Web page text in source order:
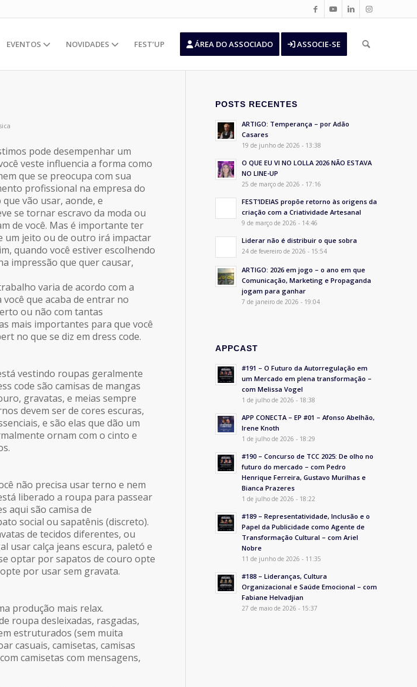
EVENTOS NOVIDADES FEST’UP ÁREA DO ASSOCIADO ASSOCIE-SE
pode desempenhar um
veste influencia a forma como
que se preocupa com sua
profissional na empresa do
vão usar, aonde, e
se tornar escravo da moda ou
de você. Mas é importante ter
um jeito ou de outro irá impactar
quando você estiver escolhendo
impressão que quer causar,
varia de acordo com a
que acaba de entrar no
ou não com tantas
mais importantes para que você
no que se diz em dress code.
vestindo roupas geralmente
code são camisas de mangas
gravatas, e meias sempre
devem ser de cores escuras,
e são elas que dão um
ornam com o cinto e
não precisa usar terno e nem
liberado a roupa para passear
aqui são camisa de
social ou sapatênis (discreto).
de tecidos diferentes, ou
usar calça jeans escura, paletó e
optar por sapatos de couro opte
por usar sem gravata.
produção mais relax.
roupa desleixadas, rasgadas,
estruturados (sem muita
casuais, camisetas, camisas
camisetas com mensagens,
POSTS RECENTES
ARTIGO: Temperança – por Adão
Casares
19 de junho de 2026 - 13:38
O QUE EU VI NO LOLLA 2026 NÃO ESTAVA
NO LINE-UP
25 de março de 2026 - 17:16
FEST’IDEIAS propõe retorno às origens da
criação com a Criatividade Artesanal
9 de março de 2026 - 14:46
Liderar não é distribuir o que sobra
24 de fevereiro de 2026 - 15:54
ARTIGO: 2026 em jogo – o ano em que
Comunicação, Marketing e Propaganda
jogam para ganhar
7 de janeiro de 2026 - 19:04
APPCAST
#191 – O Futuro da Autorregulação em
um Mercado em plena transformação –
com Melissa Vogel
1 de julho de 2026 - 18:38
APP CONECTA – EP #01 – Afonso Abelhão,
Irene Knoth
1 de julho de 2026 - 18:29
#190 – Concurso de TCC 2025: De olho no
futuro do mercado – com Pedro
Henrique Ferreira, Gustavo Murilhas e
Bianca Prazeres
1 de julho de 2026 - 18:22
#189 – Representatividade, Inclusão e o
Papel da Publicidade como Agente de
Transformação Cultural – com Ariel
Nobre
11 de junho de 2026 - 11:35
#188 – Lideranças, Cultura
Organizacional e Saúde Emocional – com
Fabiane Helvadjian
27 de maio de 2026 - 15:37